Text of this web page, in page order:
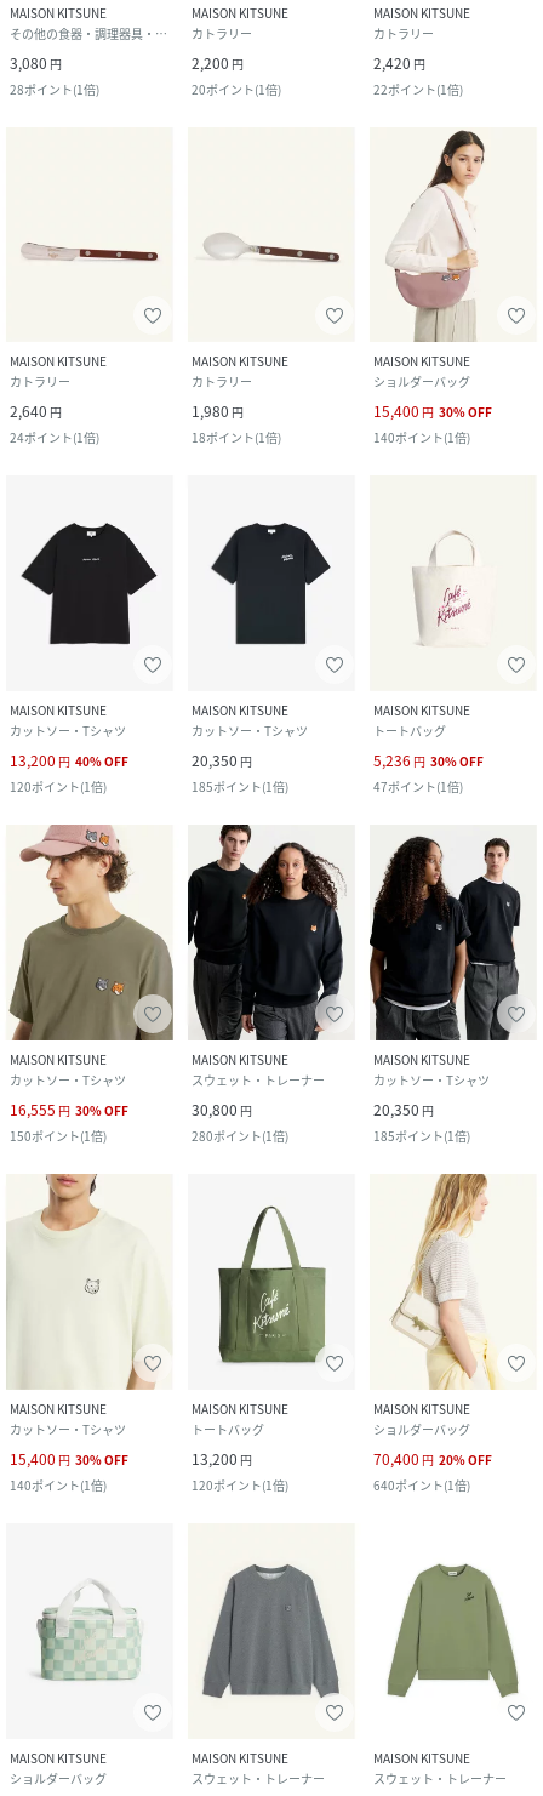
MAISON KITSUNE
その他の食器・調理器具・キッチン用品
3,080 円
28ポイント(1倍)
MAISON KITSUNE
カトラリー
2,200 円
20ポイント(1倍)
MAISON KITSUNE
カトラリー
2,420 円
22ポイント(1倍)
MAISON KITSUNE
カトラリー
2,640 円
24ポイント(1倍)
MAISON KITSUNE
カトラリー
1,980 円
18ポイント(1倍)
MAISON KITSUNE
ショルダーバッグ
15,400 円 30%OFF
140ポイント(1倍)
MAISON KITSUNE
カットソー・Tシャツ
13,200 円 40%OFF
120ポイント(1倍)
MAISON KITSUNE
カットソー・Tシャツ
20,350 円
185ポイント(1倍)
MAISON KITSUNE
トートバッグ
5,236 円 30%OFF
47ポイント(1倍)
MAISON KITSUNE
カットソー・Tシャツ
16,555 円 30%OFF
150ポイント(1倍)
MAISON KITSUNE
スウェット・トレーナー
30,800 円
280ポイント(1倍)
MAISON KITSUNE
カットソー・Tシャツ
20,350 円
185ポイント(1倍)
MAISON KITSUNE
カットソー・Tシャツ
15,400 円 30%OFF
140ポイント(1倍)
MAISON KITSUNE
トートバッグ
13,200 円
120ポイント(1倍)
MAISON KITSUNE
ショルダーバッグ
70,400 円 20%OFF
640ポイント(1倍)
MAISON KITSUNE
ショルダーバッグ
MAISON KITSUNE
スウェット・トレーナー
MAISON KITSUNE
スウェット・トレーナー